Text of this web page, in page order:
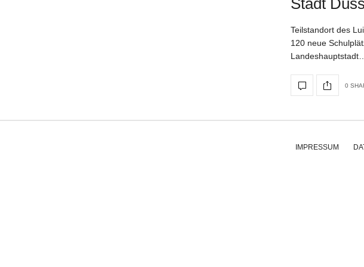
Stadt
Teilstandort des
120 neue
Landeshauptstadt…
0
IMPRESSUM